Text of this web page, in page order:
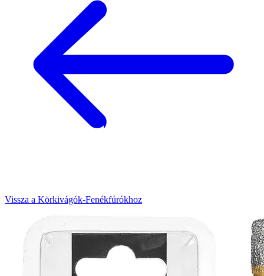
Vissza a Körkivágók-Fenékfúrókhoz